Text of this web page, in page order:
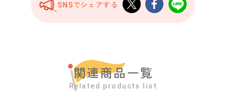
SNSでシェアする
関連商品一覧
Related products list